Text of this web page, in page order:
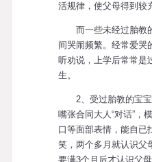
活规律，使父母得到较
而一些未经过胎教
间哭闹频繁。经常爱哭
听劝说，上学后常常是
生。
2、受过胎教的宝宝
嘴张合同大人“对话”，
口等面部表情，能自已
笑，两个多月就认识父
要满3个月后才认识父